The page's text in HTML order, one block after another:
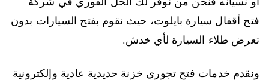
فتح أقفال سيارة بايلوت، حيث نقوم بفتح السيارات بدون
تعرض طلاء السيارة لأي خدش.
ونقدم خدمات فتح تجوري خزنة حديدية عادية وإلكترونية